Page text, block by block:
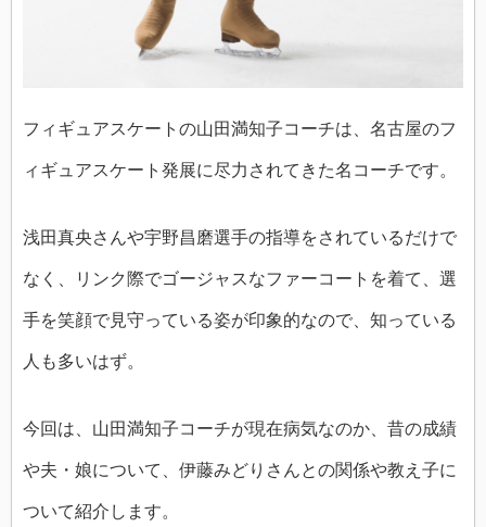
フィギュアスケートの山田満知子コーチは、名古屋のフ
ィギュアスケート発展に尽力されてきた名コーチです。
浅田真央さんや宇野昌磨選手の指導をされているだけで
なく、リンク際でゴージャスなファーコートを着て、選
手を笑顔で見守っている姿が印象的なので、知っている
人も多いはず。
今回は、山田満知子コーチが現在病気なのか、昔の成績
や夫・娘について、伊藤みどりさんとの関係や教え子に
ついて紹介します。